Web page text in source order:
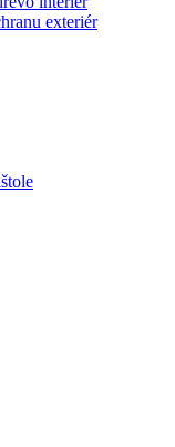
exteriér